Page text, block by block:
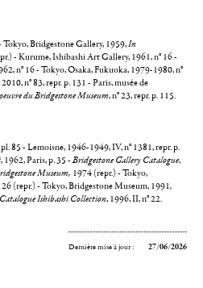
Tokyo, Bridgestone Gallery, 1959,In
- Kurume, Ishibashi Art Gallery, 1961, n° 16 -
n° 16 - Tokyo, Osaka, Fukuoka, 1979-1980, n°
n° 83, repr. p. 131 - Paris, musée de
du Bridgestone Museum, n° 23, repr. p. 115.
85 - Lemoisne, 1946-1949, IV, n° 1381, repr. p.
, 1962, Paris, p. 35 -Bridgestone Gallery Catalogue,
Museum, 1974 (repr.) - Tokyo,
(repr.) - Tokyo, Bridgestone Museum, 1991,
Catalogue Ishibashi Collection, 1996, II, n° 22.
Dernière mise à jour : 27/06/2026